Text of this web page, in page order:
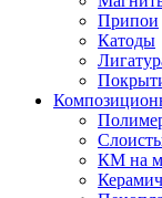
Припои
Катоды
КМ на